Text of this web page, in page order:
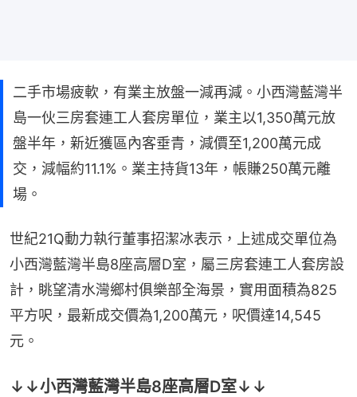
二手市場疲軟，有業主放盤一減再減。小西灣藍灣半
島一伙三房套連工人套房單位，業主以1,350萬元放
盤半年，新近獲區內客垂青，減價至1,200萬元成
交，減幅約11.1%。業主持貨13年，帳賺250萬元離
場。
世紀21Q動力執行董事招潔冰表示，上述成交單位為
小西灣藍灣半島8座高層D室，屬三房套連工人套房設
計，眺望清水灣鄉村俱樂部全海景，實用面積為825
平方呎，最新成交價為1,200萬元，呎價達14,545
元。
↓↓小西灣藍灣半島8座高層D室↓↓